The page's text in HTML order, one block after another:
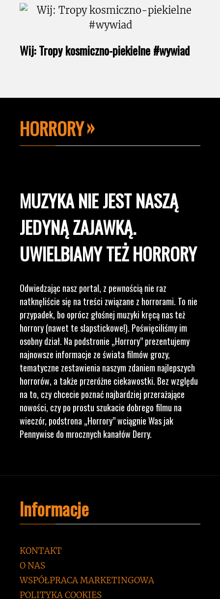
Wij: Tropy kosmiczno-piekielne #wywiad
HORRORY
MUZYKA NIE JEST NASZĄ
JEDYNĄ ZAJAWKĄ.
UWIELBIAMY TEŻ HORRORY
Odwiedzając nasz portal, z pewnością nie raz
natknęliście się na treści związane z horrorami. To nie
przypadek, bo oprócz głośnej muzyki kręcą nas też
horrory (nawet te slapstickowe!). Poświęciliśmy im
osobny dział. Na podstronie „Horrory” prezentujemy
najnowsze informacje ze świata filmów grozy,
tematyczne zestawienia naszym zdaniem najlepszych
horrorów, a także przeróżne ciekawostki. Bez względu
na to, czy chcecie poznać najbardziej przerażające
nowości, czy po prostu szukacie dobrego filmu na
wieczór, podstrona „Horrory” wciągnie Was jak
Pennywise do mrocznych kanałów Derry.
Informacje
KONTAKT
O NAS
WSPÓŁPRACA MARKETINGOWA
POLITYKA COOKIES